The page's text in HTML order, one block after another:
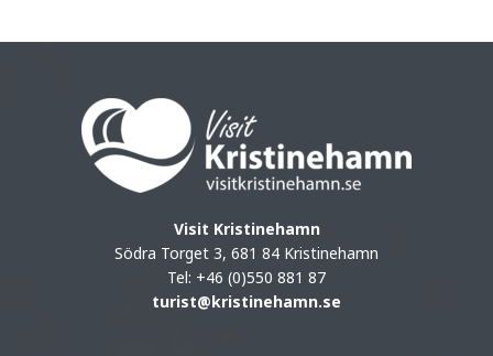
Visit Kristinehamn
Södra Torget 3, 681 84 Kristinehamn
Tel: +46 (0)550 881 87
turist@kristinehamn.se